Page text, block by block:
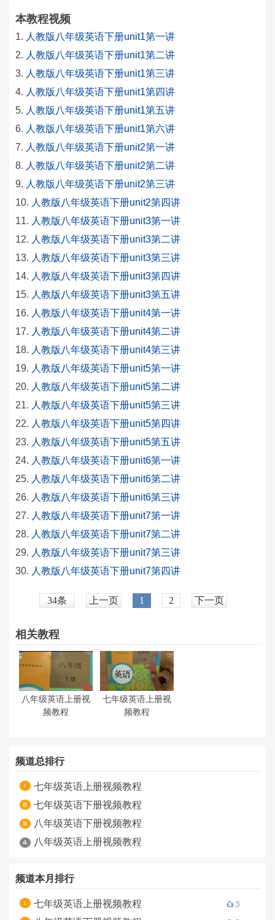
本教程视频
人教版八年级英语下册unit1第一讲
人教版八年级英语下册unit1第二讲
人教版八年级英语下册unit1第三讲
人教版八年级英语下册unit1第四讲
人教版八年级英语下册unit1第五讲
人教版八年级英语下册unit1第六讲
人教版八年级英语下册unit2第一讲
人教版八年级英语下册unit2第二讲
人教版八年级英语下册unit2第三讲
人教版八年级英语下册unit2第四讲
人教版八年级英语下册unit3第一讲
人教版八年级英语下册unit3第二讲
人教版八年级英语下册unit3第三讲
人教版八年级英语下册unit3第四讲
人教版八年级英语下册unit3第五讲
人教版八年级英语下册unit4第一讲
人教版八年级英语下册unit4第二讲
人教版八年级英语下册unit4第三讲
人教版八年级英语下册unit5第一讲
人教版八年级英语下册unit5第二讲
人教版八年级英语下册unit5第三讲
人教版八年级英语下册unit5第四讲
人教版八年级英语下册unit5第五讲
人教版八年级英语下册unit6第一讲
人教版八年级英语下册unit6第二讲
人教版八年级英语下册unit6第三讲
人教版八年级英语下册unit7第一讲
人教版八年级英语下册unit7第二讲
人教版八年级英语下册unit7第三讲
人教版八年级英语下册unit7第四讲
34条 上一页 1 2 下一页
相关教程
八年级英语上册视
频教程
七年级英语上册视
频教程
频道总排行
七年级英语上册视频教程
七年级英语下册视频教程
八年级英语下册视频教程
八年级英语上册视频教程
频道本月排行
3
七年级英语上册视频教程